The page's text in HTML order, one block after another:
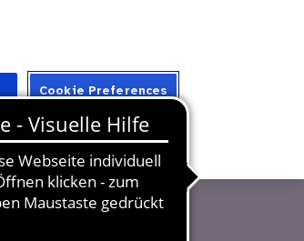
Cookie Preferences